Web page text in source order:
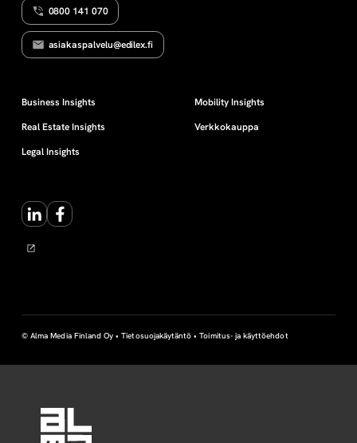
m
r
k
k
i
n
o
i
I
0800 141 070
asiakaspalvelu@edilex.fi
Business Insights
Real Estate Insights
Legal Insights
Mobility Insights
Verkkokauppa
LinkedInFacebook
© Alma Media Finland Oy •Tietosuojakäytäntö •Toimitus- ja käyttöehdot